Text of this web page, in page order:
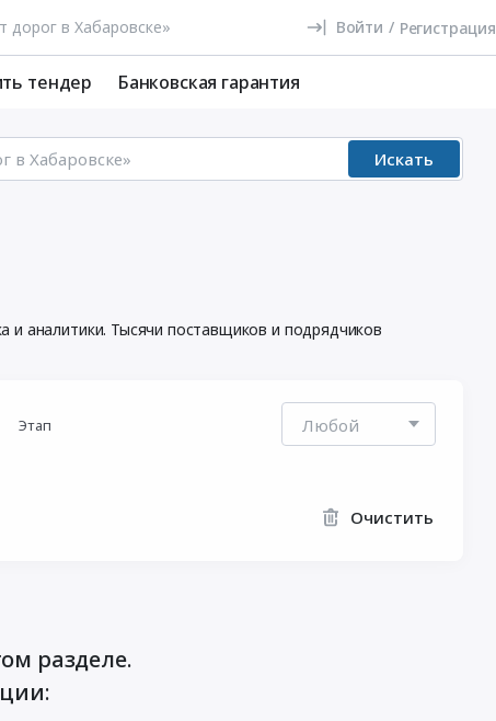
Войти / Регистрация
тендер Банковская гарантия
Искать
аналитики. Тысячи поставщиков и подрядчиков
Этап
Очистить
разделе.